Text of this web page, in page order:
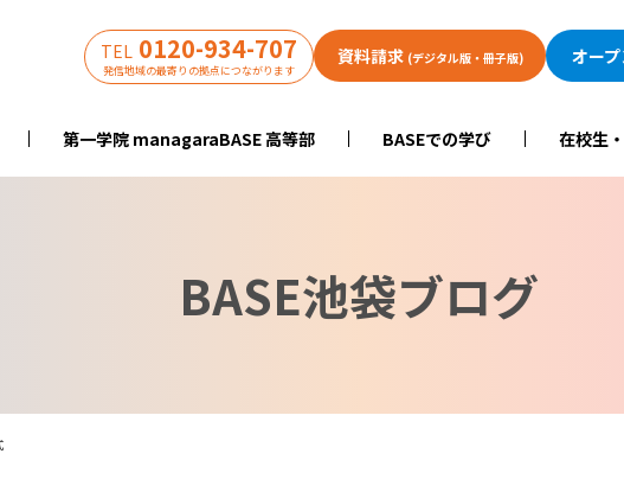
第一学院 managaraBASE 高等部 BASEでの学び 在校生
TEL 0120-934-707
発信地域の最寄りの拠点につながります
資料請求 (デジタル版・冊子版) オー
BASE池袋ブログ